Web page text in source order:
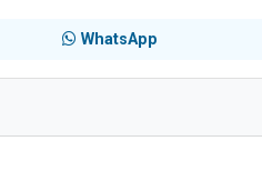
WhatsApp